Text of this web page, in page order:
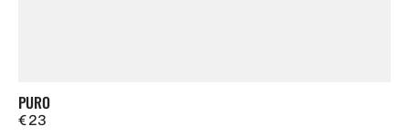
PURO
Regulärer
€ 23